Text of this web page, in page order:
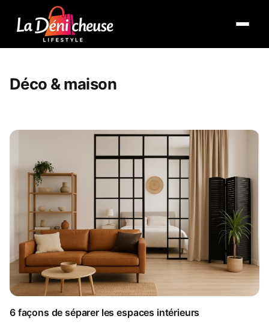
Ouvrir
Déco & maison
6 façons de séparer les espaces intérieurs